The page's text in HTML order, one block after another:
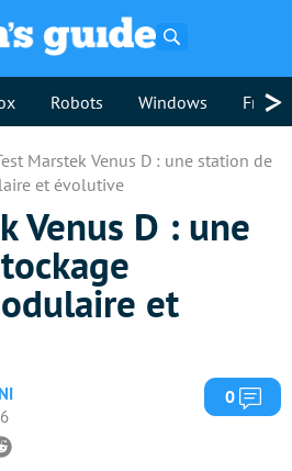
Robots Windows >
Marstek Venus D : une station de
et évolutive
Venus D : une
et
0
Reddit